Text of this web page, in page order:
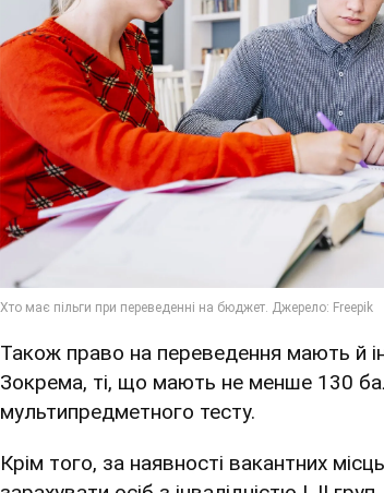
Також право на переведення мають й
Зокрема, ті, що мають не менше 130
мультипредметного тесту.
Крім того, за наявності вакантних